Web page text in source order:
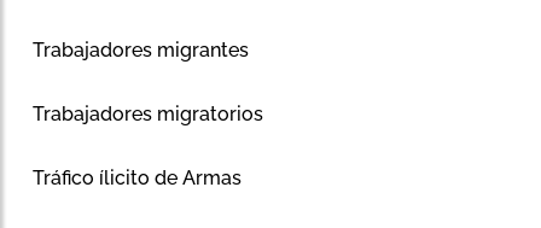
Trabajadores migrantes
Trabajadores migratorios
Tráfico ílicito de Armas